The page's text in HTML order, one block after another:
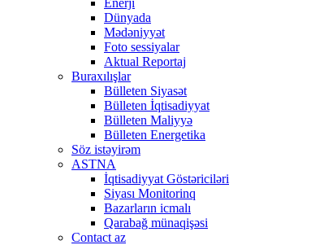
Enerji
Dünyada
Mədəniyyət
Foto sessiyalar
Aktual Reportaj
Buraxılışlar
Bülleten Siyasət
Bülleten İqtisadiyyat
Bülleten Maliyyə
Bülleten Energetika
Söz istəyirəm
ASTNA
İqtisadiyyat Göstəriciləri
Siyası Monitorinq
Bazarların icmalı
Qarabağ münaqişəsi
Contact az